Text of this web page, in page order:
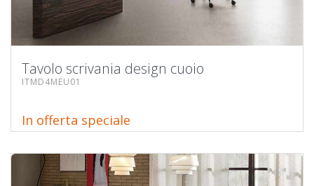
Tavolo scrivania design cuoio
ITMD4MEU01
In offerta speciale